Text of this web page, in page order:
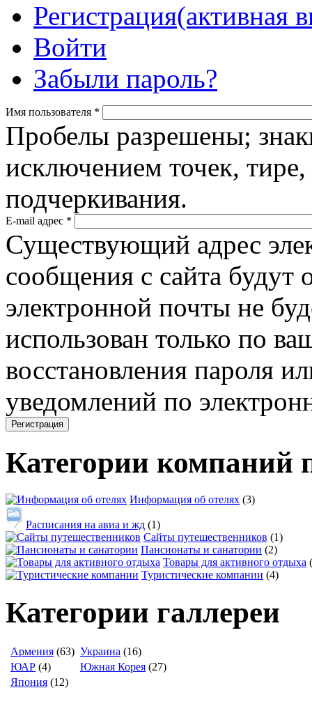
Регистрация(активная
Войти
Забыли пароль?
Имя пользователя *
Пробелы разрешены;
исключением точек,
подчеркивания.
E-mail адрес *
Существующий адрес
сообщения с сайта будут
электронной почты не
использован только по
восстановления пароля
уведомлений по
Категории компаний
Информация об отелях (3)
Расписания на авиа и жд (1)
Сайты путешественников (1)
Пансионаты и санатории (2)
Товары для активного отдыха
Туристические компании (4)
Категории галлереи
Армения (63) Украина (16)
ЮАР (4) Южная Корея (27)
Япония (12)